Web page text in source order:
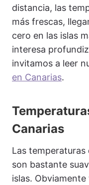
distancia, las
más frescas,
cero en las islas
interesa
invitamos a leer
en Canarias.
Canarias
Las temperaturas
son bastante
islas.